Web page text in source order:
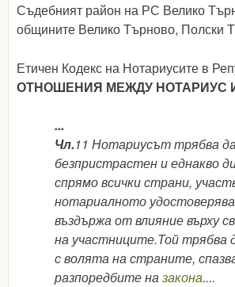
Съдебният район на РС Велико
общините Велико Търново, Полски
Етичен Кодекс на Нотариусите в
ОТНОШЕНИЯ МЕЖДУ НОТАРИУС
...
Чл.11 Нотариусът трябва
безпристрастен и еднакво
спрямо всички страни,
нотариалното
въздържа от влияние върху
на участниците.Той трябва
с волята на страните,
разпоредбите назакона....